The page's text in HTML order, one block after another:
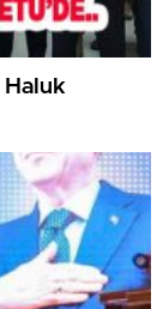
Haluk